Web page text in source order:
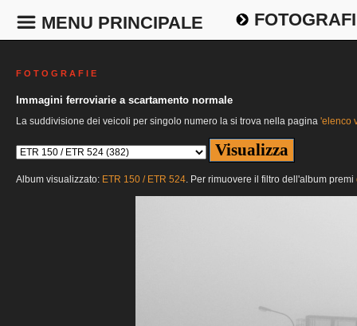
MENU PRINCIPALE
F O T O G R A F I E
Immagini ferroviarie a scartamento normale
La suddivisione dei veicoli per singolo numero la si trova nella pagina 'elenco
Album visualizzato: ETR 150 / ETR 524. Per rimuovere il filtro dell'album premi